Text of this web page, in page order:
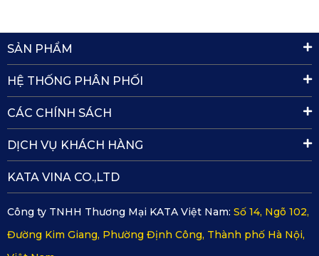
SẢN PHẨM
HỆ THỐNG PHÂN PHỐI
CÁC CHÍNH SÁCH
DỊCH VỤ KHÁCH HÀNG
KATA VINA CO.,LTD
Công ty TNHH Thương Mại KATA Việt Nam: Số 14, Ngõ 102,
Đường Kim Giang, Phường Định Công, Thành phố Hà Nội,